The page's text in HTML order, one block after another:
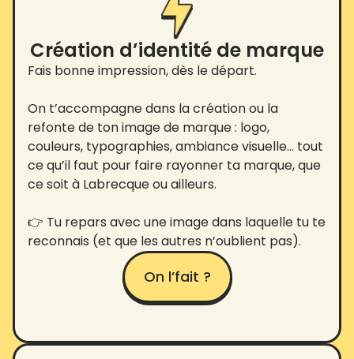
Création d’identité de marque
Fais bonne impression, dès le départ.
On t’accompagne dans la création ou la
refonte de ton image de marque : logo,
couleurs, typographies, ambiance visuelle… tout
ce qu’il faut pour faire rayonner ta marque, que
ce soit à Labrecque ou ailleurs.
👉 Tu repars avec une image dans laquelle tu te
reconnais (et que les autres n’oublient pas).
On l’fait ?